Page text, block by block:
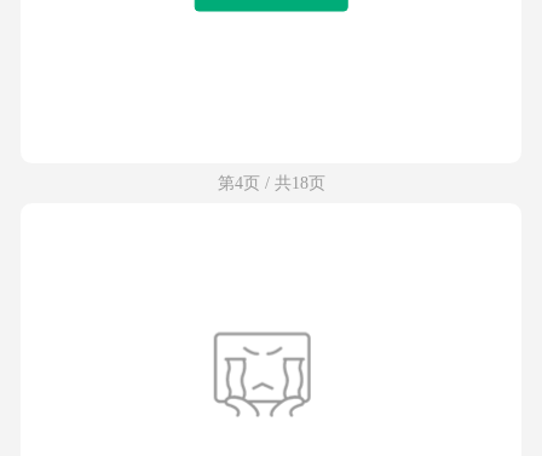
第4页 / 共18页